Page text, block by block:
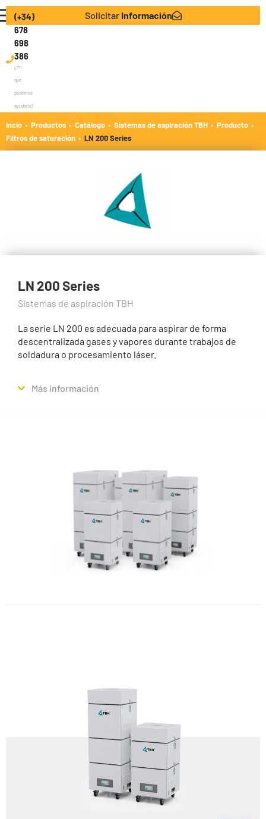
Solicitar Información
(+34)
678
698
386
¿en
que
podemos
ayudarle?
Incio · Productos · Catálogo · Sistemas de aspiración TBH · Producto ·
Filtros de saturación · LN 200 Series
LN 200 Series
Sistemas de aspiración TBH
La serie LN 200 es adecuada para aspirar de forma
descentralizada gases y vapores durante trabajos de
soldadura o procesamiento láser.
Más información